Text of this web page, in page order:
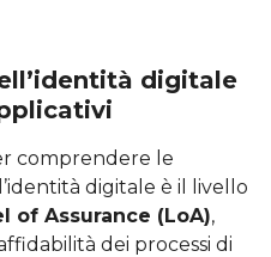
digitale
comprendere le
digitale è il livello
of Assurance (LoA),
dei processi di